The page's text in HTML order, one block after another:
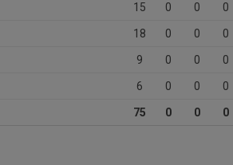
15 0 0 0
18 0 0 0
9 0 0 0
6 0 0 0
75 0 0 0